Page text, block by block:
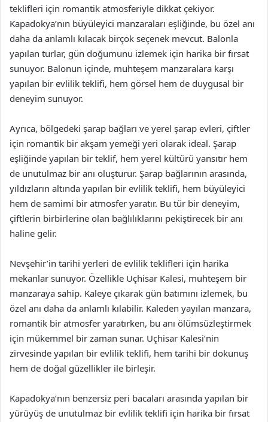
teklifleri için romantik atmosferiyle dikkat çekiyor.
Kapadokya’nın büyüleyici manzaraları eşliğinde, bu özel anı
daha da anlamlı kılacak birçok seçenek mevcut. Balonla
yapılan turlar, gün doğumunu izlemek için harika bir fırsat
sunuyor. Balonun içinde, muhteşem manzaralara karşı
yapılan bir evlilik teklifi, hem görsel hem de duygusal bir
deneyim sunuyor.
Ayrıca, bölgedeki şarap bağları ve yerel şarap evleri, çiftler
için romantik bir akşam yemeği yeri olarak ideal. Şarap
eşliğinde yapılan bir teklif, hem yerel kültürü yansıtır hem
de unutulmaz bir anı oluşturur. Şarap bağlarının arasında,
yıldızların altında yapılan bir evlilik teklifi, hem büyüleyici
hem de samimi bir atmosfer yaratır. Bu tür bir deneyim,
çiftlerin birbirlerine olan bağlılıklarını pekiştirecek bir anı
haline gelir.
Nevşehir’in tarihi yerleri de evlilik teklifleri için harika
mekanlar sunuyor. Özellikle Uçhisar Kalesi, muhteşem bir
manzaraya sahip. Kaleye çıkarak gün batımını izlemek, bu
özel anı daha da anlamlı kılabilir. Kaleden yayılan manzara,
romantik bir atmosfer yaratırken, bu anı ölümsüzleştirmek
için mükemmel bir zaman sunar. Uçhisar Kalesi’nin
zirvesinde yapılan bir evlilik teklifi, hem tarihi bir dokunuş
hem de doğal güzellikler ile birleşir.
Kapadokya’nın benzersiz peri bacaları arasında yapılan bir
yürüyüş de unutulmaz bir evlilik teklifi için harika bir fırsat